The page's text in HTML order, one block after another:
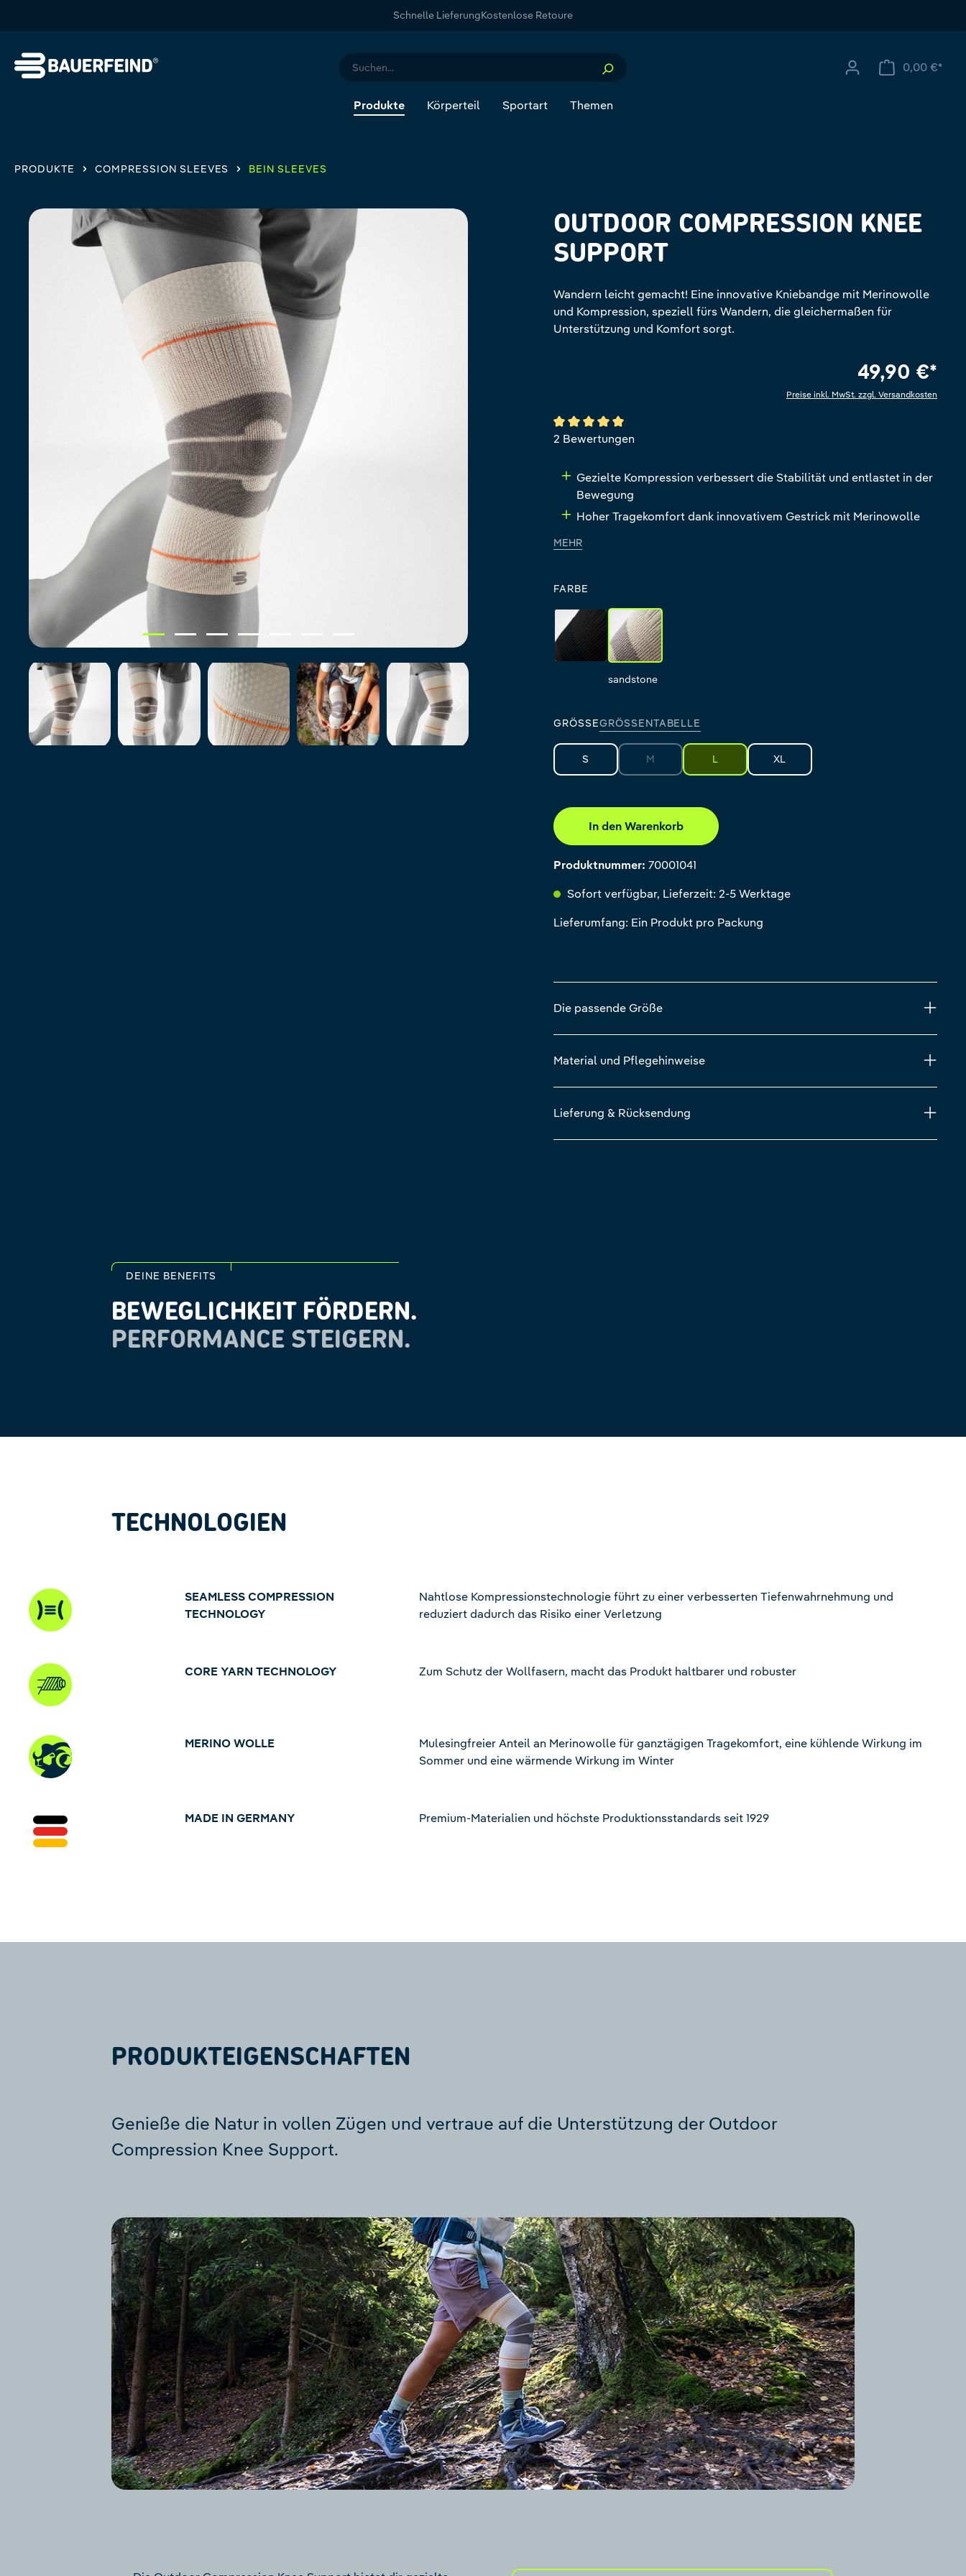
Schnelle LieferungKostenlose Retoure
Produkte Körperteil Sportart Themen
0,00 €*
PRODUKTE COMPRESSION SLEEVES BEIN SLEEVES
OUTDOOR COMPRESSION KNEE
SUPPORT
Wandern leicht gemacht! Eine innovative Kniebandge mit Merinowolle
und Kompression, speziell fürs Wandern, die gleichermaßen für
Unterstützung und Komfort sorgt.
49,90 €*
Preise inkl. MwSt. zzgl. Versandkosten
Durchschnittliche Bewertung von 5 von 5 Sternen
2 Bewertungen
Gezielte Kompression verbessert die Stabilität und entlastet in der
Bewegung
Hoher Tragekomfort dank innovativem Gestrick mit Merinowolle
MEHR
FARBE
black sandstone
sandstone
GRÖSSE GRÖSSENTABELLE
S M(Diese Option ist zurzeit nicht verfügbar.)
L XL
In den Warenkorb
Produktnummer: 70001041
Sofort verfügbar, Lieferzeit: 2-5 Werktage
Lieferumfang: Ein Produkt pro Packung
Die passende Größe
Material und Pflegehinweise
Lieferung & Rücksendung
DEINE BENEFITS
BEWEGLICHKEIT FÖRDERN.
PERFORMANCE STEIGERN.
TECHNOLOGIEN
SEAMLESS COMPRESSION
TECHNOLOGY
Nahtlose Kompressionstechnologie führt zu einer verbesserten Tiefenwahrnehmung und
reduziert dadurch das Risiko einer Verletzung
CORE YARN TECHNOLOGY Zum Schutz der Wollfasern, macht das Produkt haltbarer und robuster
MERINO WOLLE
Mulesingfreier Anteil an Merinowolle für ganztägigen Tragekomfort, eine kühlende Wirkung im
Sommer und eine wärmende Wirkung im Winter
MADE IN GERMANY Premium-Materialien und höchste Produktionsstandards seit 1929
PRODUKTEIGENSCHAFTEN
Genieße die Natur in vollen Zügen und vertraue auf die Unterstützung der Outdoor
Compression Knee Support.